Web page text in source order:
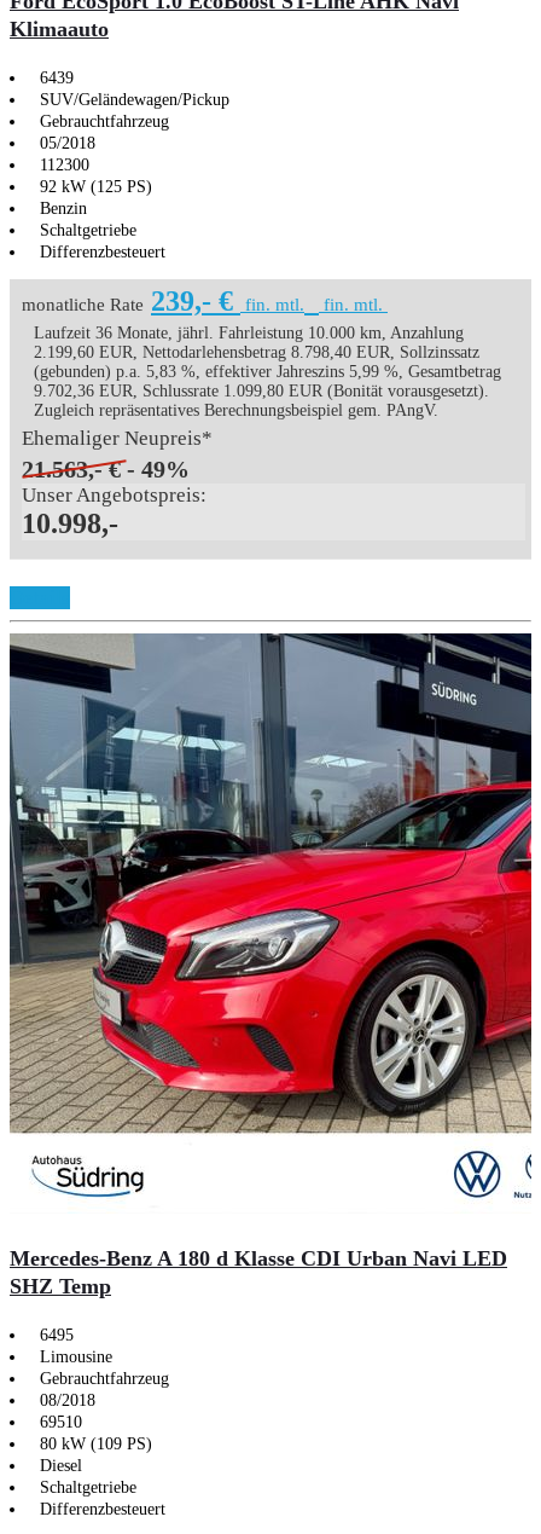
Klimaauto
6439
SUV/Geländewagen/Pickup
Gebrauchtfahrzeug
05/2018
112300
92 kW (125 PS)
Benzin
Schaltgetriebe
Differenzbesteuert
monatliche Rate 239,- € fin. mtl. fin. mtl.
Laufzeit 36 Monate, jährl. Fahrleistung 10.000 km, Anzahlung
2.199,60 EUR, Nettodarlehensbetrag 8.798,40 EUR, Sollzinssatz
(gebunden) p.a. 5,83 %, effektiver Jahreszins 5,99 %, Gesamtbetrag
9.702,36 EUR, Schlussrate 1.099,80 EUR (Bonität vorausgesetzt).
Zugleich repräsentatives Berechnungsbeispiel gem. PAngV.
Ehemaliger Neupreis*
21.563,- € - 49%
Unser Angebotspreis:
10.998,-
Mercedes-Benz A 180 d Klasse CDI Urban Navi LED
SHZ Temp
6495
Limousine
Gebrauchtfahrzeug
08/2018
69510
80 kW (109 PS)
Diesel
Schaltgetriebe
Differenzbesteuert